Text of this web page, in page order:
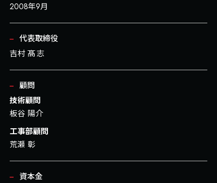
2008年9月
代表取締役
吉村 髙志
顧問
技術顧問
板谷 陽介
工事部顧問
荒瀬 彰
資本金